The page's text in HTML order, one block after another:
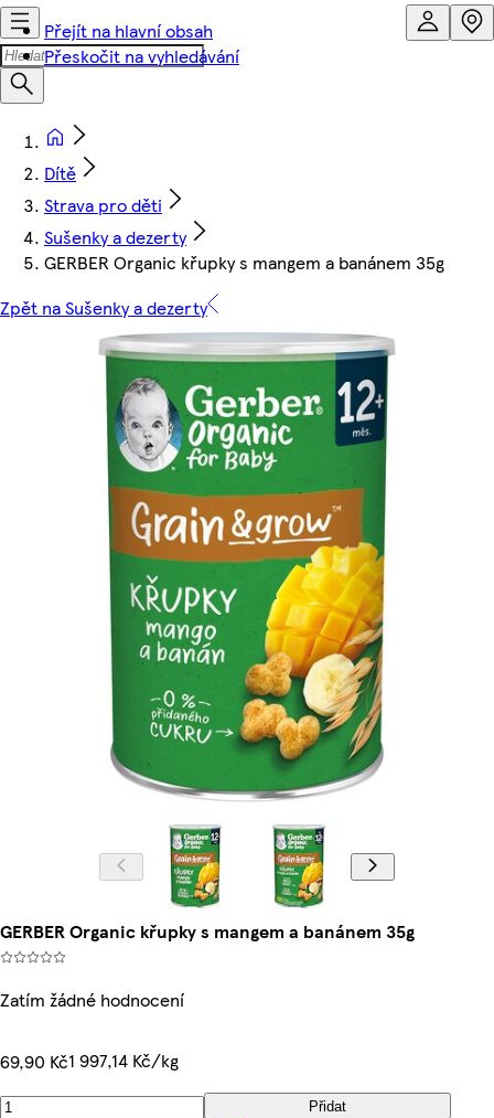
Přejít na hlavní obsah
Přeskočit na vyhledávání
Dítě
Strava pro děti
Sušenky a dezerty
GERBER Organic křupky s mangem a banánem 35g
Zpět na Sušenky a dezerty
GERBER Organic křupky s mangem a banánem 35g
Zatím žádné hodnocení
69,90 Kč1 997,14 Kč/kg
Přidat